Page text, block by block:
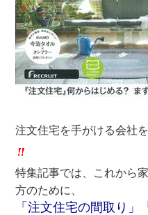
注文住宅を手がける会社
特集記事では、これから
方のために、
「注文住宅の間取り